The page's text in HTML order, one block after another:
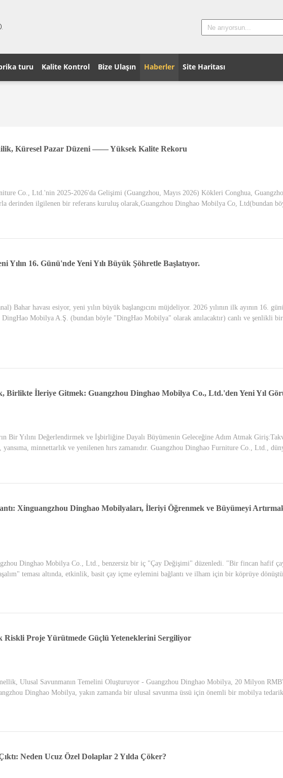
turu Kalite Kontrol Bize Ulaşın Haberler Site Haritası
Küresel Pazar Düzeni —— Yüksek Kalite Rekoru
Co., Ltd.'nin 2025-2026'da Gelişimi (Guangzhou, Mayıs 2026) Kökleri Conghua,
derinden ilgilenen bir referans kuruluş olarak,Guangzhou Dinghao Mobilya Co, Ltd(bundan
Yılın 16. Günü'nde Yeni Yılı Büyük Şöhretle Başlatıyor.
Bahar havası esiyor, yeni yılın büyük başlangıcını müjdeliyor. 2026 yılının ilk ayının 16.
DingHao Mobilya A.Ş. (bundan böyle "DingHao Mobilya" olarak anılacaktır) canlı ve şenlikli
Birlikte İleriye Gitmek: Guangzhou Dinghao Mobilya Co., Ltd.'den Yeni Yıl
Bir Yılını Değerlendirmek ve İşbirliğine Dayalı Büyümenin Geleceğine Adım Atmak
minnettarlık ve yenilenen hırs zamanıdır. Guangzhou Dinghao Furniture Co., Ltd.,
Xinguangzhou Dinghao Mobilyaları, İleriyi Öğrenmek ve Büyümeyi
Dinghao Mobilya Co., Ltd., benzersiz bir iç "Çay Değişimi" düzenledi. "Bir fincan hafif çay
teması altında, etkinlik, basit çay içme eylemini bağlantı ve ilham için bir köprüye
Riskli Proje Yürütmede Güçlü Yeteneklerini Sergiliyor
Ulusal Savunmanın Temelini Oluşturuyor - Guangzhou Dinghao Mobilya, 20 Milyon
Dinghao Mobilya, yakın zamanda bir ulusal savunma üssü için önemli bir mobilya
Neden Ucuz Özel Dolaplar 2 Yılda Çöker?